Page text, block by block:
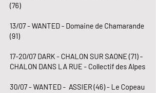
(76)
13/07 - WANTED - Domaine de Chamarande
(91)
17-20/07 DARK - CHALON SUR SAONE (71) -
CHALON DANS LA RUE - Collectif des Alpes
30/07 - WANTED - ASSIER (46) - Le Copeau